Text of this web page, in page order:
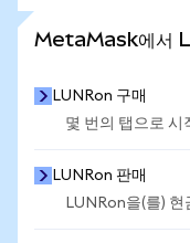
MetaMask에서
LUNRon 구매
몇 번의 탭으로 시
LUNRon 판매
LUNRon을(를)